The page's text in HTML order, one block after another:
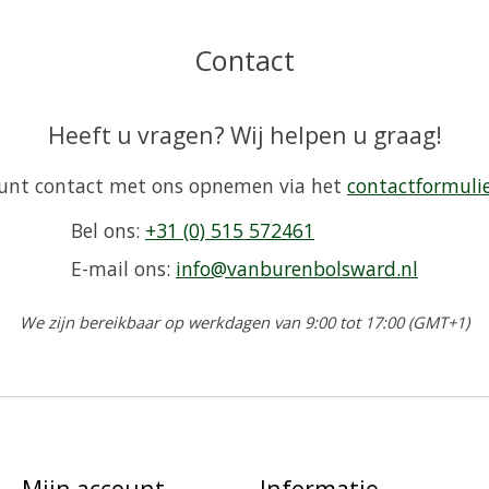
Contact
Heeft u vragen? Wij helpen u graag!
contact met ons opnemen via het
Bel ons: +31 (0) 515 572461
E-mail ons: info@vanburenbolsward.nl
We zijn bereikbaar op werkdagen van 9:00 tot 17:00 (GMT+1)